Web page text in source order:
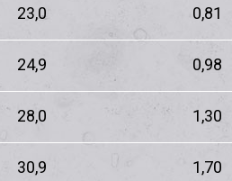
23,0 0,81
24,9 0,98
28,0 1,30
30,9 1,70